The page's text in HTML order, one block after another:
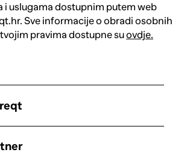
i uslugama dostupnim putem web
Sve informacije o obradi osobnih
pravima dostupne suovdje.